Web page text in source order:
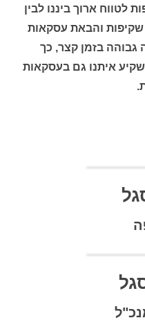
לטווח ארוך ביננו לבין
שקיפות והבאת עסקאות
גבוהה בזמן קצר, כך
איתנו גם בעסקאות